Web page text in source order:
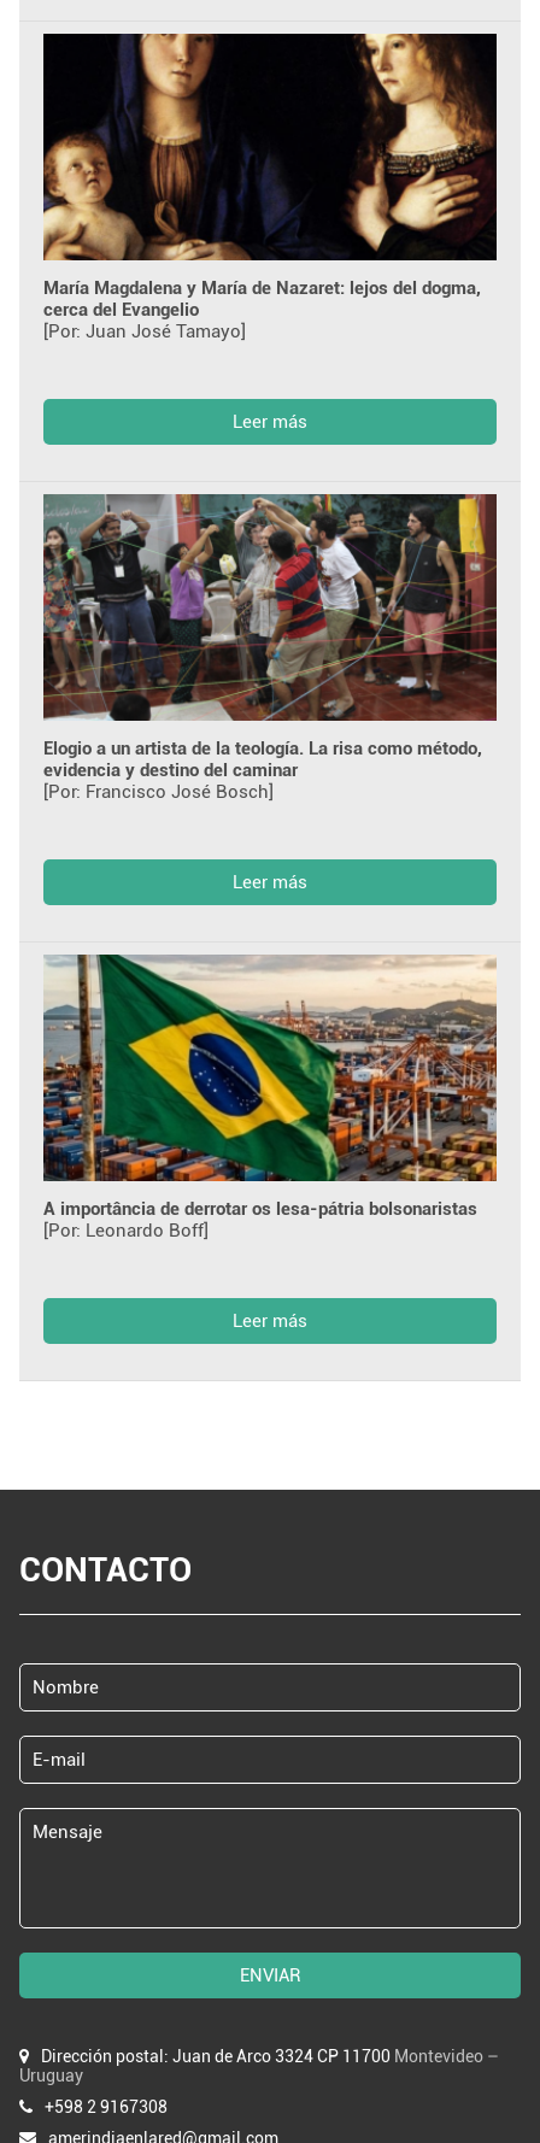
María Magdalena y María de Nazaret: lejos del dogma,
cerca del Evangelio
[Por: Juan José Tamayo]
Leer más
Elogio a un artista de la teología. La risa como método,
evidencia y destino del caminar
[Por: Francisco José Bosch]
Leer más
A importância de derrotar os lesa-pátria bolsonaristas
[Por: Leonardo Boff]
Leer más
CONTACTO
ENVIAR
Dirección postal: Juan de Arco 3324 CP 11700 Montevideo –
Uruguay
+598 2 9167308
amerindiaenlared@gmail.com